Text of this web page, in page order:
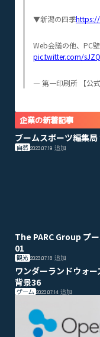
▼新潟の四季
Web会議の他、PC壁
pic.twitter.com/
— 第一印刷所 【公
企業の新着記事
ブームスポーツ編集
自然 2023.07.19 追加
The PARC Group プ
01
観光 2023.07.18 追加
ワンダーランドウォー
背景36
ゲーム 2023.07.14 追加